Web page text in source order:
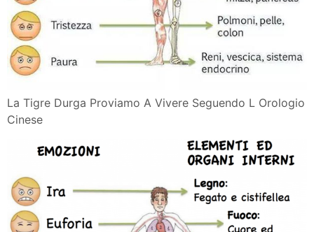
La Tigre Durga Proviamo A Vivere Seguendo L Orologio
Cinese